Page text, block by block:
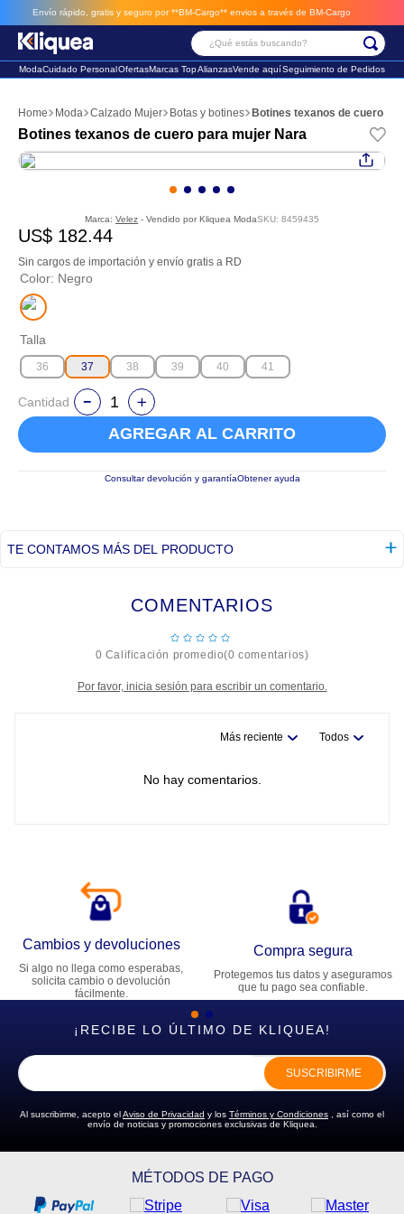
Envío rápido, gratis y seguro por **BM-Cargo** envios a través de BM-Cargo
¿Qué estás buscando?
ModaCuidado PersonalOfertasMarcas TopAlianzasVende aquíSeguimiento de Pedidos
Moda Calzado Mujer Botas y botines Botines texanos de cuero
Botines texanos de cuero para mujer Nara
Marca: Velez - Vendido por Kliquea ModaSKU: 8459435
US$ 182.44
Sin cargos de importación y envío gratis a RD
Color: Negro
Talla
36 37 38 39 40 41
Cantidad
AGREGAR AL CARRITO
Consultar devolución y garantíaObtener ayuda
TE CONTAMOS MÁS DEL PRODUCTO
COMENTARIOS
☆☆☆☆
☆
0 Calificación promedio(0 comentarios)
Por favor, inicia sesión para escribir un comentario.
Más reciente Todos
No hay comentarios.
Cambios y devoluciones
Si algo no llega como esperabas,
solicita cambio o devolución
fácilmente.
Compra segura
Protegemos tus datos y aseguramos
que tu pago sea confiable.
¡RECIBE LO ÚLTIMO DE KLIQUEA!
SUSCRIBIRME
Al suscribirme, acepto elAviso de Privacidad y los Términos y Condiciones , así como el
envío de noticias y promociones exclusivas de Kliquea.
MÉTODOS DE PAGO
2. futbol